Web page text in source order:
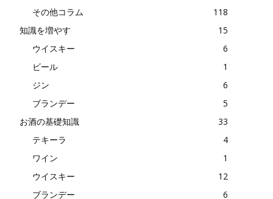
その他コラム
118
知識を増やす
15
ウイスキー
6
ビール
1
ジン
6
ブランデー
5
お酒の基礎知識
33
テキーラ
4
ワイン
1
ウイスキー
12
ブランデー
6